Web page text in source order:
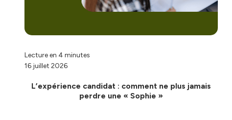
Lecture en 4 minutes
16 juillet 2026
L’expérience candidat : comment ne plus jamais
perdre une « Sophie »